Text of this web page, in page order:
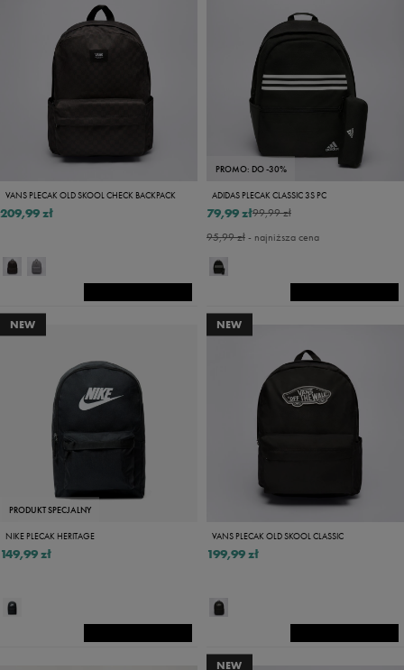
VANS PLECAK OLD SKOOL CHECK BACKPACK
209,99 zł
PROMO: DO -30%
ADIDAS PLECAK CLASSIC 3S PC
99,99 zł
79,99 zł
95,99 zł- najniższa cena
NEW
PRODUKT SPECJALNY
NIKE PLECAK HERITAGE
149,99 zł
NEW
VANS PLECAK OLD SKOOL CLASSIC
199,99 zł
NEW